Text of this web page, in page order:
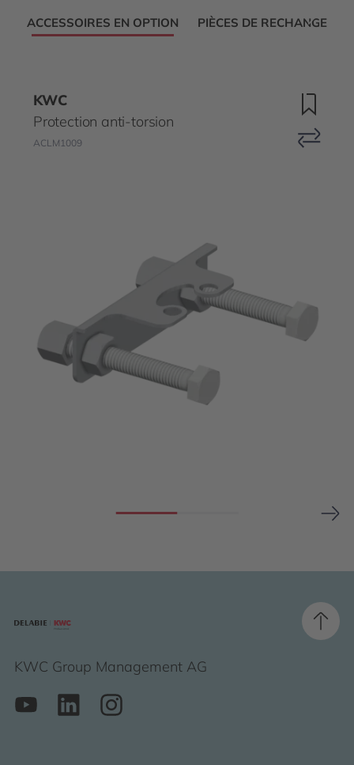
ACCESSOIRES EN OPTION PIÈCES DE RECHANGE
KWC
Protection anti-torsion
ACLM1009
KWC Group Management AG